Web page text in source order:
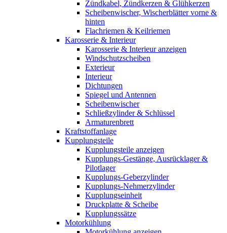
Zündkabel, Zündkerzen & Glühkerzen
Scheibenwischer, Wischerblätter vorne &
hinten
Flachriemen & Keilriemen
Karosserie & Interieur
Karosserie & Interieur anzeigen
Windschutzscheiben
Exterieur
Interieur
Dichtungen
Spiegel und Antennen
Scheibenwischer
Schließzylinder & Schlüssel
Armaturenbrett
Kraftstoffanlage
Kupplungsteile
Kupplungsteile anzeigen
Kupplungs-Gestänge, Ausrücklager &
Pilotlager
Kupplungs-Geberzylinder
Kupplungs-Nehmerzylinder
Kupplungseinheit
Druckplatte & Scheibe
Kupplungssätze
Motorkühlung